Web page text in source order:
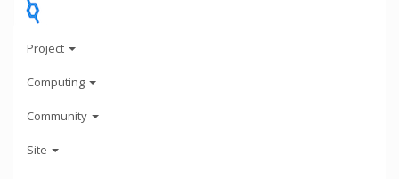
Project
Computing
Community
Site